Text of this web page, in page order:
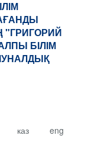
"ГРИГОРИЙ
БІЛІМ
каз eng